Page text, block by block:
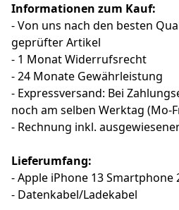
Informationen zum Kauf:
- Von uns nach den besten
geprüfter Artikel
- 1 Monat Widerrufsrecht
- 24 Monate Gewährleistung
- Expressversand: Bei
noch am selben Werktag (Mo-
- Rechnung inkl.
Lieferumfang:
- Apple iPhone 13 Smartphone
- Datenkabel/Ladekabel